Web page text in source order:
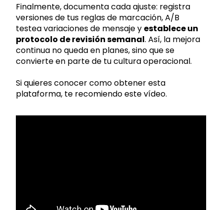
Finalmente, documenta cada ajuste: registra
versiones de tus reglas de marcación, A/B
testea variaciones de mensaje y establece un
protocolo de revisión semanal. Así, la mejora
continua no queda en planes, sino que se
convierte en parte de tu cultura operacional.
Si quieres conocer como obtener esta
plataforma, te recomiendo este vídeo.